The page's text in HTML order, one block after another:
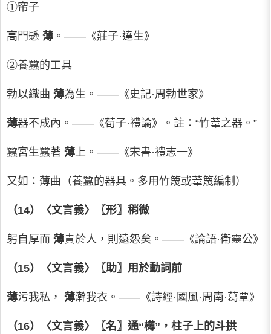
①帘子
高門懸 薄 。——《莊子·達生》
②養蠶的工具
勃以織曲 薄為生。——《史記·周勃世家》
薄器不成內。——《荀子·禮論》。註：“竹葦之器。”
蠶宮生蠶著 薄上。——《宋書·禮志一》
又如：薄曲（養蠶的器具。多用竹篾或葦篾編制）
（14）〈文言義〉〖形〗稍微
躬自厚而 薄責於人，則遠怨矣。——《論語·衛靈公》
（15）〈文言義〉〖助〗用於動詞前
薄污我私， 薄澣我衣。——《詩經·國風·周南·葛覃》
（16）〈文言義〉〖名〗通“欂”，柱子上的斗拱